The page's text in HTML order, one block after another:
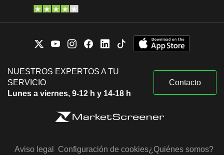
NUESTROS EXPERTOS A TU
SERVICIO
Lunes a viernes, 9-12 h y 14-18 h
Contacto
Aviso legal Configuración de cookies¿Quiénes somos?